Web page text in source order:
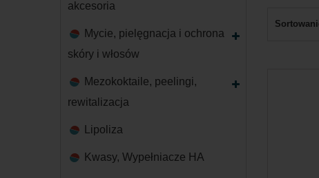
akcesoria
Mycie, pielęgnacja i ochrona
skóry i włosów
Mezokoktaile, peelingi,
rewitalizacja
Lipoliza
Kwasy, Wypełniacze HA